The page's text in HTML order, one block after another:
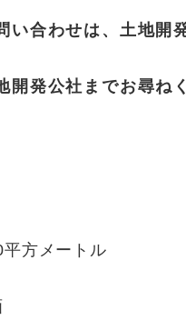
合わせは、土地開
発公社までお尋ね
方メートル